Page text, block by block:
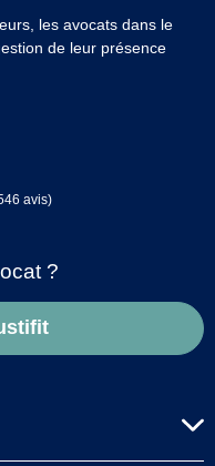
les avocats dans le
de leur présence
avis)
?